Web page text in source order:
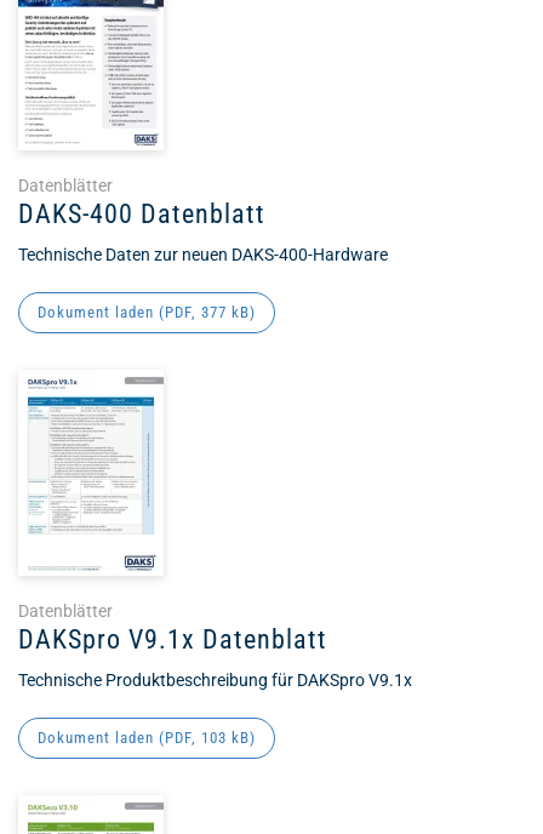
Datenblätter
DAKS-400 Datenblatt
Technische Daten zur neuen DAKS-400-Hardware
Dokument laden (PDF, 377 kB)
Datenblätter
DAKSpro V9.1x Datenblatt
Technische Produktbeschreibung für DAKSpro V9.1x
Dokument laden (PDF, 103 kB)